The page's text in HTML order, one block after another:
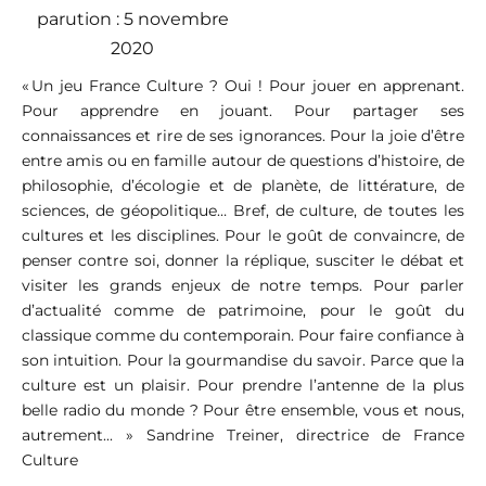
parution : 5 novembre
2020
« Un jeu France Culture ? Oui ! Pour jouer en apprenant.
Pour apprendre en jouant. Pour partager ses
connaissances et rire de ses ignorances. Pour la joie d’être
entre amis ou en famille autour de questions d’histoire, de
philosophie, d’écologie et de planète, de littérature, de
sciences, de géopolitique… Bref, de culture, de toutes les
cultures et les disciplines. Pour le goût de convaincre, de
penser contre soi, donner la réplique, susciter le débat et
visiter les grands enjeux de notre temps. Pour parler
d’actualité comme de patrimoine, pour le goût du
classique comme du contemporain. Pour faire confiance à
son intuition. Pour la gourmandise du savoir. Parce que la
culture est un plaisir. Pour prendre l’antenne de la plus
belle radio du monde ? Pour être ensemble, vous et nous,
autrement... » Sandrine Treiner, directrice de France
Culture